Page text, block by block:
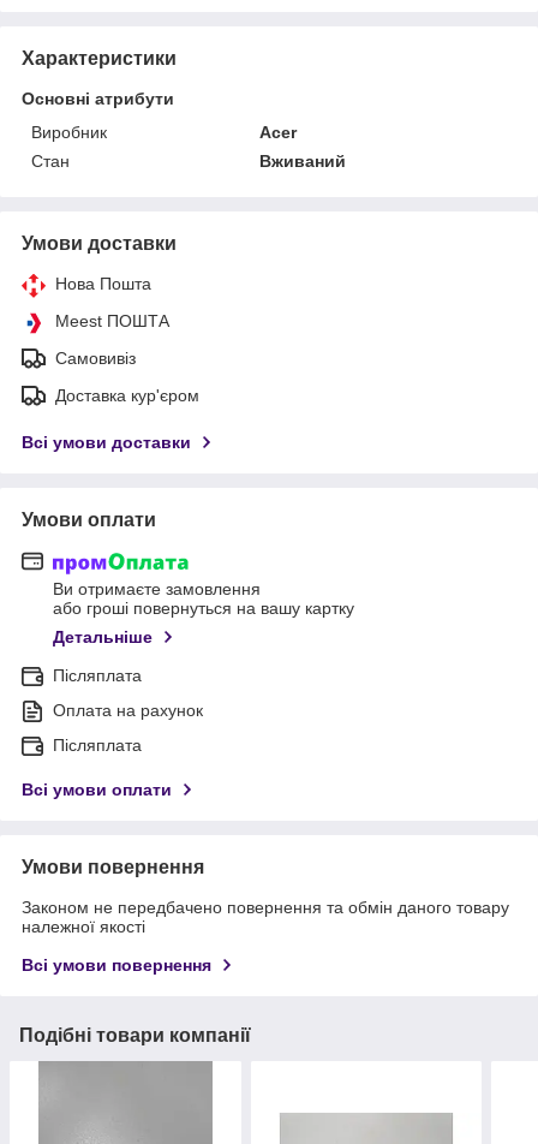
Характеристики
Основні атрибути
Виробник
Acer
Стан
Вживаний
Умови доставки
Нова Пошта
Meest ПОШТА
Самовивіз
Доставка кур'єром
Всі умови доставки
Умови оплати
Ви отримаєте замовлення
або гроші повернуться на вашу картку
Детальніше
Післяплата
Оплата на рахунок
Післяплата
Всі умови оплати
Умови повернення
Законом не передбачено повернення та обмін даного товару
належної якості
Всі умови повернення
Подібні товари компанії